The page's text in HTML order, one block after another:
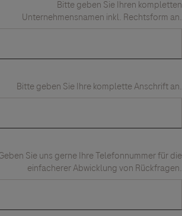
Dritter werden im Sinne des
angeboten. Der Herausgeber äußert
jegliche Verantwortung für